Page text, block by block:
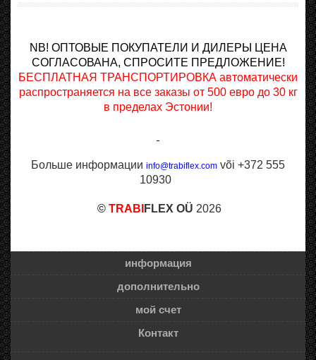
NB! ОПТОВЫЕ ПОКУПАТЕЛИ И ДИЛЕРЫ ЦЕНА
СОГЛАСОВАНА, СПРОСИТЕ ПРЕДЛОЖЕНИЕ!
БЕСПЛАТНАЯ ТРАНСПОРТИРОВКА автоматически
распространяется на все заказы от 500 евро до 30 кг
в пределах Эстонии!
Больше информации info@trabiflex.com või +372 555
10930
© TRABI FLEX OÜ 2026
информация
дополнительно
мой счет
Контакт